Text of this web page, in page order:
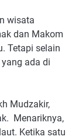
wisata
dan Makom
Tetapi selain
ada di
Mudzakir,
Menariknya,
Ketika satu